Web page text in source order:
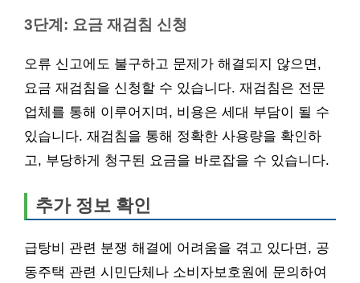
3단계: 요금 재검침 신청
오류 신고에도 불구하고 문제가 해결되지 않으면,
요금 재검침을 신청할 수 있습니다. 재검침은 전문
업체를 통해 이루어지며, 비용은 세대 부담이 될 수
있습니다. 재검침을 통해 정확한 사용량을 확인하
고, 부당하게 청구된 요금을 바로잡을 수 있습니다.
추가 정보 확인
급탕비 관련 분쟁 해결에 어려움을 겪고 있다면, 공
동주택 관련 시민단체나 소비자보호원에 문의하여